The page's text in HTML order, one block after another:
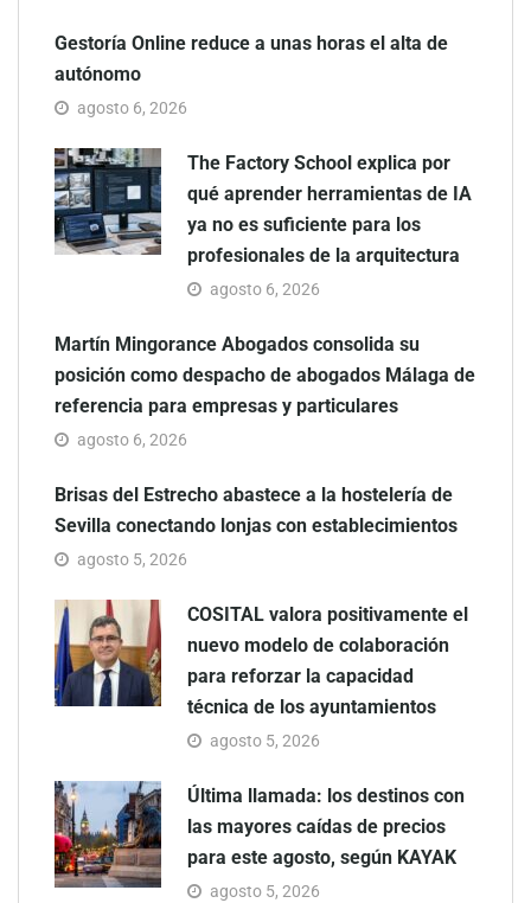
Gestoría Online reduce a unas horas el alta de
autónomo
agosto 6, 2026
The Factory School explica por
qué aprender herramientas de IA
ya no es suficiente para los
profesionales de la arquitectura
agosto 6, 2026
Martín Mingorance Abogados consolida su
posición como despacho de abogados Málaga de
referencia para empresas y particulares
agosto 6, 2026
Brisas del Estrecho abastece a la hostelería de
Sevilla conectando lonjas con establecimientos
agosto 5, 2026
COSITAL valora positivamente el
nuevo modelo de colaboración
para reforzar la capacidad
técnica de los ayuntamientos
agosto 5, 2026
Última llamada: los destinos con
las mayores caídas de precios
para este agosto, según KAYAK
agosto 5, 2026